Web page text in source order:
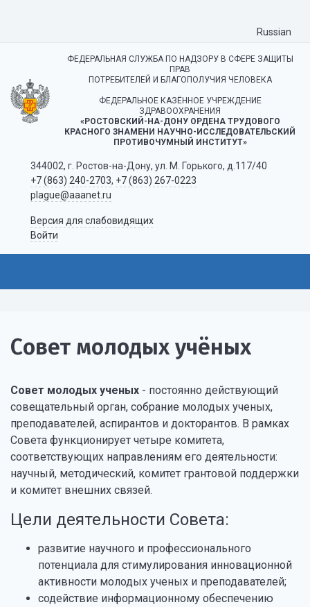
Russian
ФЕДЕРАЛЬНАЯ СЛУЖБА ПО НАДЗОРУ В СФЕРЕ ЗАЩИТЫ
ПРАВ
ПОТРЕБИТЕЛЕЙ И БЛАГОПОЛУЧИЯ ЧЕЛОВЕКА
ФЕДЕРАЛЬНОЕ КАЗЁННОЕ УЧРЕЖДЕНИЕ
ЗДРАВООХРАНЕНИЯ
«РОСТОВСКИЙ-НА-ДОНУ ОРДЕНА ТРУДОВОГО
КРАСНОГО ЗНАМЕНИ НАУЧНО-ИССЛЕДОВАТЕЛЬСКИЙ
ПРОТИВОЧУМНЫЙ ИНСТИТУТ»
344002, г. Ростов-на-Дону, ул. М. Горького, д.117/40
+7 (863) 240-2703, +7 (863) 267-0223
plague@aaanet.ru
Версия для слабовидящих
Войти
Cовет молодых учёных
Совет молодых ученых - постоянно действующий
совещательный орган, собрание молодых ученых,
преподавателей, аспирантов и докторантов. В рамках
Совета функционирует четыре комитета,
соответствующих направлениям его деятельности:
научный, методический, комитет грантовой поддержки
и комитет внешних связей.
Цели деятельности Совета:
развитие научного и профессионального
потенциала для стимулирования инновационной
активности молодых ученых и преподавателей;
содействие информационному обеспечению